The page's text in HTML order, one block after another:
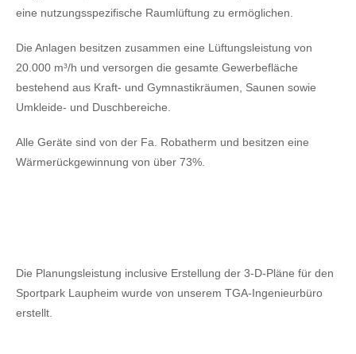
eine nutzungsspezifische Raumlüftung zu ermöglichen.
Die Anlagen besitzen zusammen eine Lüftungsleistung von
20.000 m³/h und versorgen die gesamte Gewerbefläche
bestehend aus Kraft- und Gymnastikräumen, Saunen sowie
Umkleide- und Duschbereiche.
Alle Geräte sind von der Fa. Robatherm und besitzen eine
Wärmerückgewinnung von über 73%.
Die Planungsleistung inclusive Erstellung der 3-D-Pläne für den
Sportpark Laupheim wurde von unserem TGA-Ingenieurbüro
erstellt.